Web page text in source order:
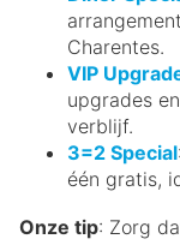
Charentes.
VIP
upgrades
verblijf.
3=2 Special
één gratis,
Onze tip: Zorg